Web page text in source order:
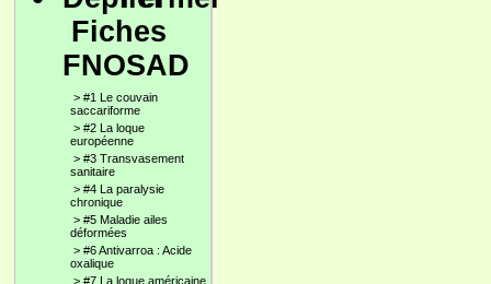
Fiches
FNOSAD
> #1 Le couvain
saccariforme
> #2 La loque
européenne
> #3 Transvasement
sanitaire
> #4 La paralysie
chronique
> #5 Maladie ailes
déformées
> #6 Antivarroa : Acide
oxalique
> #7 La loque américaine